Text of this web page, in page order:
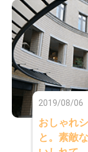
2019/08/06
おしゃれ
と。素敵